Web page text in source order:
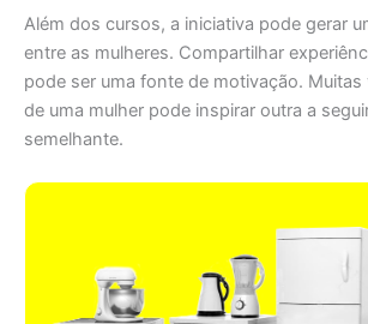
Além dos cursos, a iniciativa pode gerar
entre as mulheres. Compartilhar
pode ser uma fonte de motivação.
de uma mulher pode inspirar outra a
semelhante.